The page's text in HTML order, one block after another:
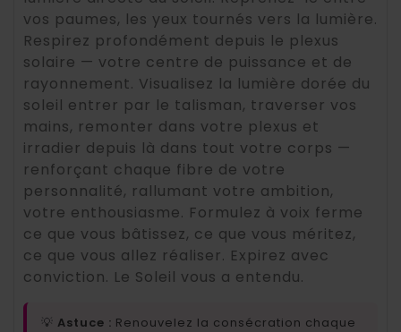
vos paumes, les yeux tournés vers la lumière.
Respirez profondément depuis le plexus
solaire — votre centre de puissance et de
rayonnement. Visualisez la lumière dorée du
soleil entrer par le talisman, traverser vos
mains, remonter dans votre plexus et
irradier depuis là dans tout votre corps —
renforçant chaque fibre de votre
personnalité, rallumant votre ambition,
votre enthousiasme. Formulez à voix ferme
ce que vous bâtissez, ce que vous méritez,
ce que vous allez réaliser. Expirez avec
conviction. Le Soleil vous a entendu.
💡 Astuce : Renouvelez la consécration chaque